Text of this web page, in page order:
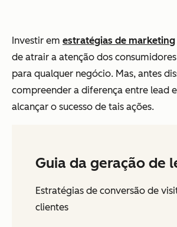
Investir em estratégias de marketing
de atrair a atenção dos
para qualquer negócio. Mas, antes
compreender a diferença entre lead
alcançar o sucesso de tais ações.
Guia da geração de
Estratégias de conversão de
clientes